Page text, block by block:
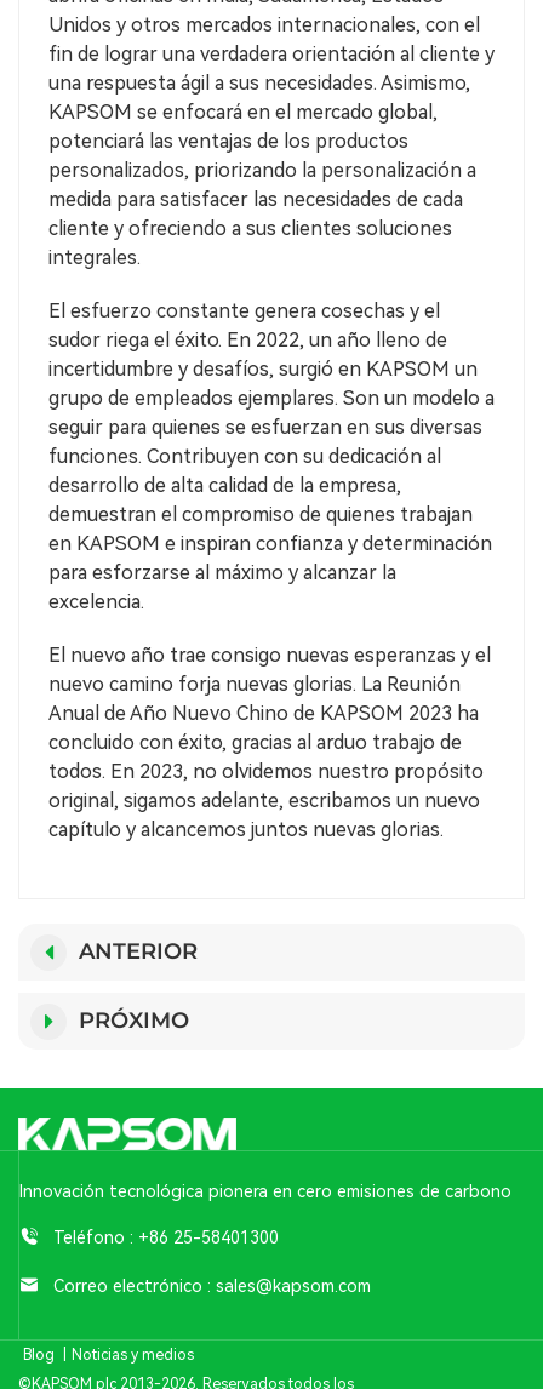
Unidos y otros mercados internacionales, con el
fin de lograr una verdadera orientación al cliente y
una respuesta ágil a sus necesidades. Asimismo,
KAPSOM se enfocará en el mercado global,
potenciará las ventajas de los productos
personalizados, priorizando la personalización a
medida para satisfacer las necesidades de cada
cliente y ofreciendo a sus clientes soluciones
integrales.
El esfuerzo constante genera cosechas y el
sudor riega el éxito. En 2022, un año lleno de
incertidumbre y desafíos, surgió en KAPSOM un
grupo de empleados ejemplares. Son un modelo a
seguir para quienes se esfuerzan en sus diversas
funciones. Contribuyen con su dedicación al
desarrollo de alta calidad de la empresa,
demuestran el compromiso de quienes trabajan
en KAPSOM e inspiran confianza y determinación
para esforzarse al máximo y alcanzar la
excelencia.
El nuevo año trae consigo nuevas esperanzas y el
nuevo camino forja nuevas glorias. La Reunión
Anual de Año Nuevo Chino de KAPSOM 2023 ha
concluido con éxito, gracias al arduo trabajo de
todos. En 2023, no olvidemos nuestro propósito
original, sigamos adelante, escribamos un nuevo
capítulo y alcancemos juntos nuevas glorias.
ANTERIOR
PRÓXIMO
Innovación tecnológica pionera en cero emisiones de carbono
Teléfono : +86 25-58401300
Correo electrónico : sales@kapsom.com
Blog
Noticias y medios
©KAPSOM plc 2013-2026. Reservados todos los